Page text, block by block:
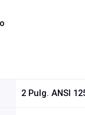
2 Pulg. ANSI